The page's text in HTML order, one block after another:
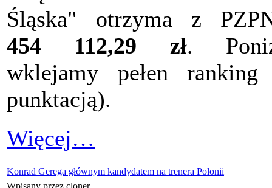
Śląska" otrzyma z
454 112,29 zł.
wklejamy pełen
punktacją).
Więcej…
Konrad Gerega głównym kandydatem na trenera Polonii